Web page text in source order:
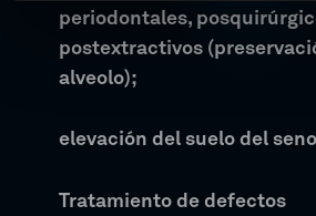
periodontales,
postextractivos
alveolo);
elevación del suelo del
Tratamiento de defectos